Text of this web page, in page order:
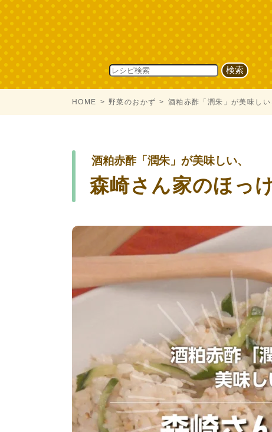
HOME 野菜のおかず 酒粕赤酢「潤朱」が美味し
酒粕赤酢「潤朱」が美味しい、
森崎さん家のほっ